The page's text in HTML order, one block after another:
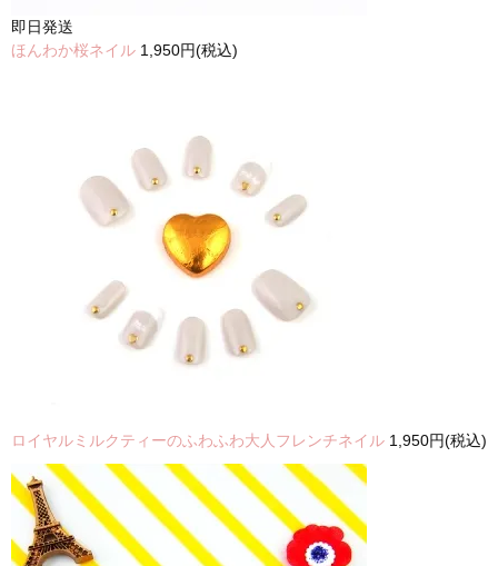
即日発送
ほんわか桜ネイル 1,950円(税込)
ロイヤルミルクティーのふわふわ大人フレンチネイル 1,950円(税込)